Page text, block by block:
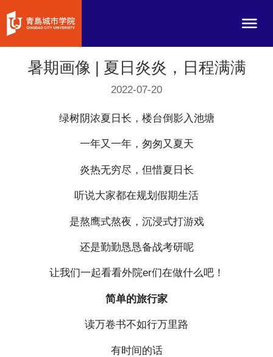
暑期画像 | 夏日炎炎，日程满满
2022-07-20
绿树阴浓夏日长，楼台倒影入池塘
一年又一年，匆匆又夏天
炎热无穷尽，但惜夏日长
听说大家都在规划假期生活
是熬鹰式熬夜，沉浸式打游戏
还是勤勤恳恳备战考研呢
让我们一起看看外院er们在做什么吧！
简单的旅行家
读万卷书不如行万里路
有时间的话